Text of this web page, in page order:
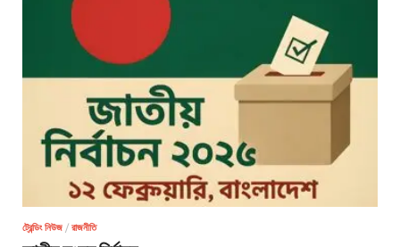
ট্রেন্ডিং নিউজ / রাজনীতি